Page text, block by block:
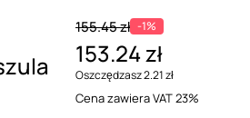
155.45 zł -1%
153.24 zł
Oszczędzasz 2.21 zł
Cena zawiera VAT 23%